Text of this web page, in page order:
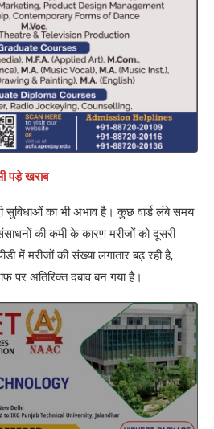
पड़े खराब
सुविधाओं का भी अभाव है। कुछ वार्ड लंबे समय
की कमी के कारण मरीजों को दूसरी
में मरीजों की संख्या लगातार बढ़ रही है,
पर अतिरिक्त दबाव बन गया है।